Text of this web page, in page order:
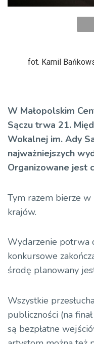
fot. Kamil
W Małopolskim
Sączu trwa 21.
Wokalnej im. Ady
najważniejszych
Organizowane jest
Tym razem bierze
krajów.
Wydarzenie potrwa
konkursowe
środę planowany
Wszystkie
publiczności (na
są bezpłatne